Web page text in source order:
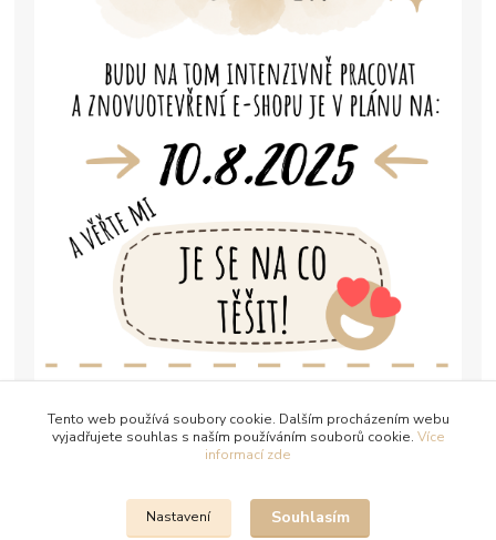
Tento web používá soubory cookie. Dalším procházením webu
vyjadřujete souhlas s naším používáním souborů cookie. Více
informací zde
Nastavení Souhlasím